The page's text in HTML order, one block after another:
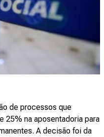
de processos que
25% na aposentadoria para
A decisão foi da